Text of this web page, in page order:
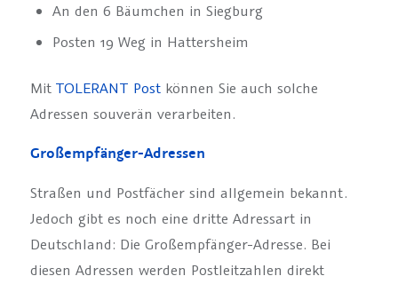
An den 6 Bäumchen in Siegburg
Posten 19 Weg in Hattersheim
Mit TOLERANT Postkönnen Sie auch solche
Adressen souverän verarbeiten.
Großempfänger-Adressen
Straßen und Postfächer sind allgemein bekannt.
Jedoch gibt es noch eine dritte Adressart in
Deutschland: Die Großempfänger-Adresse. Bei
diesen Adressen werden Postleitzahlen direkt